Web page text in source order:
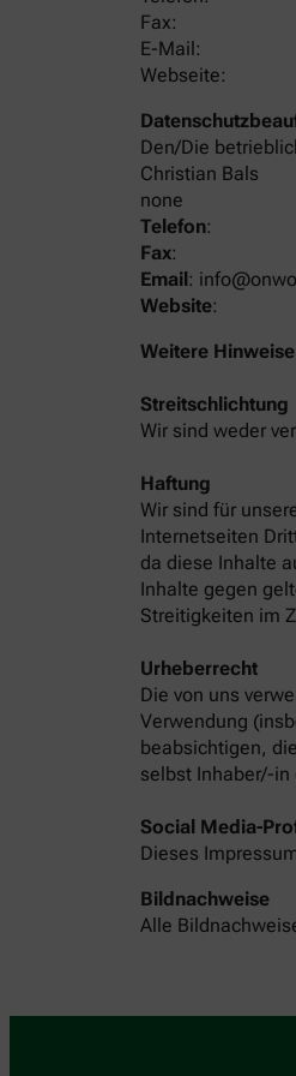
Fax:
E-Mail:
Webseite:
Den/Die
Christian Bals
none
Telefon:
Fax:
Email:
Website:
Weitere Hinweise
Streitschlichtung
Wir sind weder
Haftung
Wir sind für
Internetseiten
da diese Inhalte
Inhalte gegen
Streitigkeiten im
Urheberrecht
Die von uns
Verwendung
beabsichtigen,
selbst Inhaber/-
Social Media-
Dieses
Bildnachweise
Alle